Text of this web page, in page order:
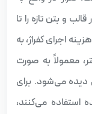
و بتن تازه را تا
اجرای کفراژ، به
معمولاً به صورت
می‌شود. برای
می‌کنند،